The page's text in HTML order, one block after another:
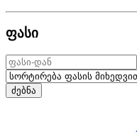
ფასი
ძებნა